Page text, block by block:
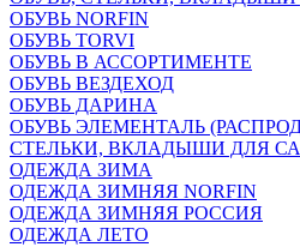
ОБУВЬ NORFIN
ОБУВЬ TORVI
ОБУВЬ В АССОРТИМЕНТЕ
ОБУВЬ ВЕЗДЕХОД
ОБУВЬ ДАРИНА
ОБУВЬ ЭЛЕМЕНТАЛЬ
СТЕЛЬКИ, ВКЛАДЫШИ ДЛЯ
ОДЕЖДА ЗИМА
ОДЕЖДА ЗИМНЯЯ NORFIN
ОДЕЖДА ЗИМНЯЯ РОССИЯ
ОДЕЖДА ЛЕТО